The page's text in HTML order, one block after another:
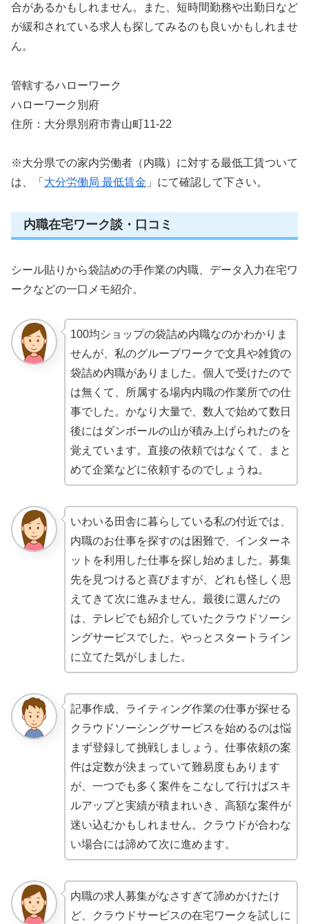
合があるかもしれません。また、短時間勤務や出勤日など
が緩和されている求人も探してみるのも良いかもしれませ
ん。
管轄するハローワーク
ハローワーク別府
住所：大分県別府市青山町11-22
※大分県での家内労働者（内職）に対する最低工賃ついて
は、「 大分労働局 最低賃金 」にて確認して下さい。
内職在宅ワーク談・口コミ
シール貼りから袋詰めの手作業の内職、データ入力在宅ワ
ークなどの一口メモ紹介。
100均ショップの袋詰め内職なのかわかりま
せんが、私のグループワークで文具や雑貨の
袋詰め内職がありました。個人で受けたので
は無くて、所属する場内内職の作業所での仕
事でした。かなり大量で、数人で始めて数日
後にはダンボールの山が積み上げられたのを
覚えています。直接の依頼ではなくて、まと
めて企業などに依頼するのでしょうね。
いわいる田舎に暮らしている私の付近では、
内職のお仕事を探すのは困難で、インターネ
ットを利用した仕事を探し始めました。募集
先を見つけると喜びますが、どれも怪しく思
えてきて次に進みません。最後に選んだの
は、テレビでも紹介していたクラウドソーシ
ングサービスでした。やっとスタートライン
に立てた気がしました。
記事作成、ライティング作業の仕事が探せる
クラウドソーシングサービスを始めるのは悩
まず登録して挑戦しましょう。仕事依頼の案
件は定数が決まっていて難易度もあります
が、一つでも多く案件をこなして行けばスキ
ルアップと実績が積まれいき、高額な案件が
迷い込むかもしれません。クラウドが合わな
い場合には諦めて次に進めます。
内職の求人募集がなさすぎて諦めかけたけ
ど、クラウドサービスの在宅ワークを試しに